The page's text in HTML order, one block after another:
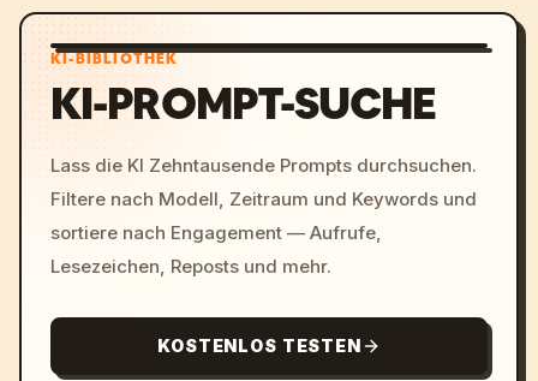
KI-BIBLIOTHEK
KI-PROMPT-SUCHE
Lass die KI Zehntausende Prompts durchsuchen.
Filtere nach Modell, Zeitraum und Keywords und
sortiere nach Engagement — Aufrufe,
Lesezeichen, Reposts und mehr.
KOSTENLOS TESTEN